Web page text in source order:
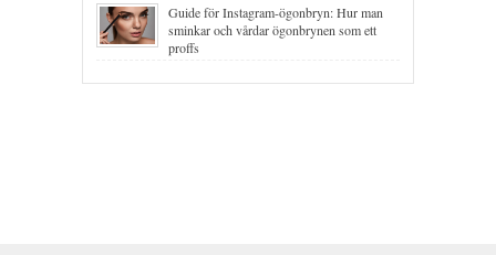
Guide för Instagram-ögonbryn: Hur man
sminkar och vårdar ögonbrynen som ett
proffs